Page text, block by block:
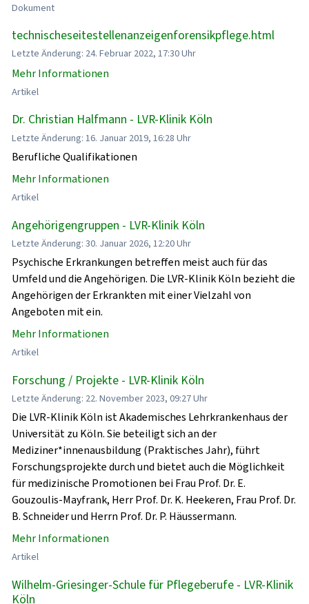
Dokument
technischeseitestellenanzeigenforensikpflege.html
Letzte Änderung: 24. Februar 2022, 17:30 Uhr
Mehr Informationen
Artikel
Dr. Christian Halfmann - LVR-Klinik Köln
Letzte Änderung: 16. Januar 2019, 16:28 Uhr
Berufliche Qualifikationen
Mehr Informationen
Artikel
Angehörigengruppen - LVR-Klinik Köln
Letzte Änderung: 30. Januar 2026, 12:20 Uhr
Psychische Erkrankungen betreffen meist auch für das
Umfeld und die Angehörigen. Die LVR-Klinik Köln bezieht die
Angehörigen der Erkrankten mit einer Vielzahl von
Angeboten mit ein.
Mehr Informationen
Artikel
Forschung / Projekte - LVR-Klinik Köln
Letzte Änderung: 22. November 2023, 09:27 Uhr
Die LVR-Klinik Köln ist Akademisches Lehrkrankenhaus der
Universität zu Köln. Sie beteiligt sich an der
Mediziner*innenausbildung (Praktisches Jahr), führt
Forschungsprojekte durch und bietet auch die Möglichkeit
für medizinische Promotionen bei Frau Prof. Dr. E.
Gouzoulis-Mayfrank, Herr Prof. Dr. K. Heekeren, Frau Prof. Dr.
B. Schneider und Herrn Prof. Dr. P. Häussermann.
Mehr Informationen
Artikel
Wilhelm-Griesinger-Schule für Pflegeberufe - LVR-Klinik
Köln